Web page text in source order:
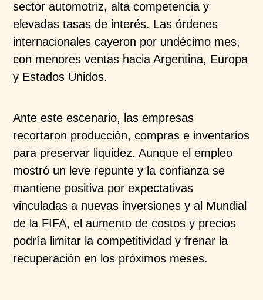
sector automotriz, altacompetencia y
elevadas tasas de interés. Las órdenes
internacionales cayeron por undécimo mes,
con menores ventas hacia Argentina, Europa
y Estados Unidos.
Ante este escenario, las empresas
recortaron producción, compras e inventarios
para preservar liquidez. Aunque el empleo
mostró un leve repunte y laconfianza se
mantiene positiva por expectativas
vinculadas a nuevas inversiones y al Mundial
de la FIFA, el aumento de costos y precios
podría limitar lacompetitividad y frenar la
recuperación en los próximos meses.